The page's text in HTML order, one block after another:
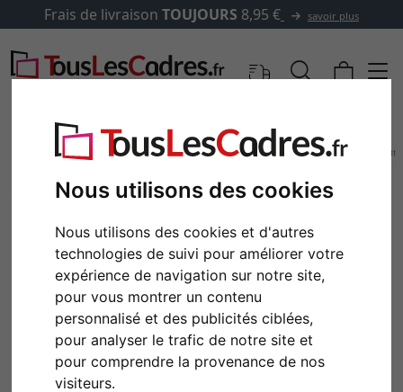
Nous utilisons des cookies
Nous utilisons des cookies et d'autres
technologies de suivi pour améliorer votre
expérience de navigation sur notre site,
pour vous montrer un contenu
personnalisé et des publicités ciblées,
pour analyser le trafic de notre site et
pour comprendre la provenance de nos
visiteurs.
Frais de livraison TOUJOURS 8,95 € savoir plus
Retour